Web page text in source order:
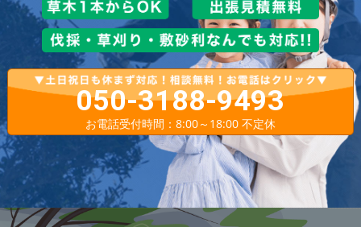
050-3188-9493
お電話受付時間：8:00～18:00 不定休